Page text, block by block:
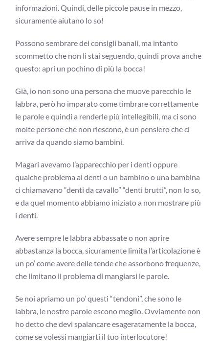
informazioni. Quindi, delle piccole pause in mezzo,
sicuramente aiutano lo so!
Possono sembrare dei consigli banali, ma intanto
scommetto che non li stai seguendo, quindi prova anche
questo: apri un pochino di più la bocca!
Già, io non sono una persona che muove parecchio le
labbra, però ho imparato come timbrare correttamente
le parole e quindi a renderle più intellegibili, ma ci sono
molte persone che non riescono, è un pensiero che ci
arriva da quando siamo bambini.
Magari avevamo l’apparecchio per i denti oppure
qualche problema ai denti o un bambino o una bambina
ci chiamavano “denti da cavallo” “denti brutti”, non lo so,
e da quel momento abbiamo iniziato a non mostrare più
i denti.
Avere sempre le labbra abbassate o non aprire
abbastanza la bocca, sicuramente limita l’articolazione è
un po’ come avere delle tende che assorbono frequenze,
che limitano il problema di mangiarsi le parole.
Se noi apriamo un po’ questi “tendoni”, che sono le
labbra, le nostre parole escono meglio. Ovviamente non
ho detto che devi spalancare esageratamente la bocca,
come se volessi mangiarti il tuo interlocutore!